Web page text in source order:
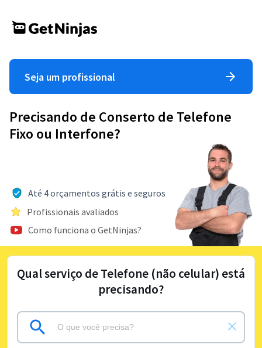
Seja um profissional
Precisando de Conserto de Telefone
Fixo ou Interfone?
Até 4 orçamentos grátis e seguros
Profissionais avaliados
Como funciona o GetNinjas?
Qual serviço de Telefone (não celular) está
precisando?